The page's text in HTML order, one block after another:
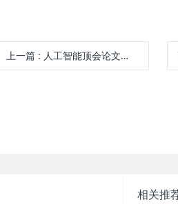
上一篇: 人工智能顶会论文精讲学习笔记
相关推